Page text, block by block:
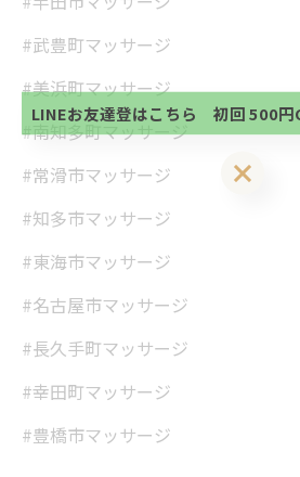
#武豊町マッサージ
#美浜町マッサージ
#南知多町マッサージ
#常滑市マッサージ
#知多市マッサージ
#東海市マッサージ
#名古屋市マッサージ
#長久手町マッサージ
#幸田町マッサージ
#豊橋市マッサージ
初回 500円OFFさせて頂きます。
方、不必要な方 お手数ですが、✖
い。
LINEお友達登はこちら 初回 500円
当サロンの公式LINE@にお友達登
方、不必要な方 お手数ですが、✖
LINEお友達登はこちら 初回 500円